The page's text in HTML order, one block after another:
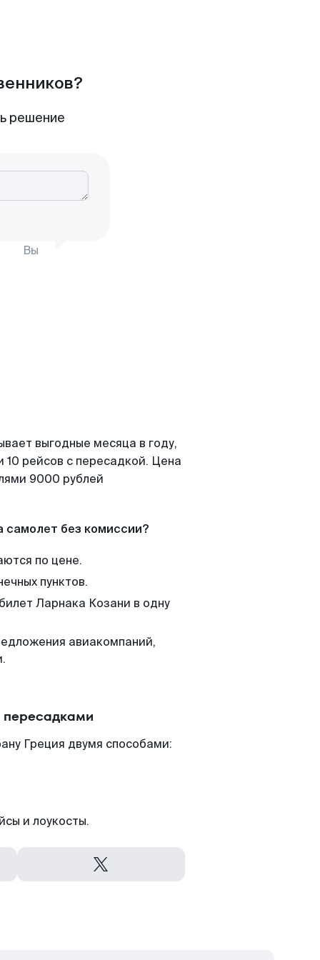
решение
Вы
выгодные месяца в году,
рейсов с пересадкой. Цена
9000 рублей
самолет без комиссии?
по цене.
пунктов.
Ларнака Козани в одну
авиакомпаний,
Греция двумя способами:
и лоукосты.